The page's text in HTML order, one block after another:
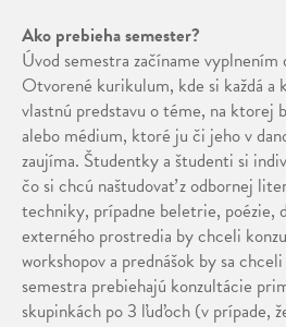
Ako prebieha semester?
Úvod semestra začíname vyplnením
Otvorené kurikulum, kde si každá a
vlastnú predstavu o téme, na ktorej
alebo médium, ktoré ju či jeho v
zaujíma. Študentky a študenti si
čo si chcú naštudovať z odbornej
techniky, prípadne beletrie, poézie,
externého prostredia by chceli
workshopov a prednášok by sa
semestra prebiehajú konzultácie
skupinkách po 3 ľuďoch (v prípade,